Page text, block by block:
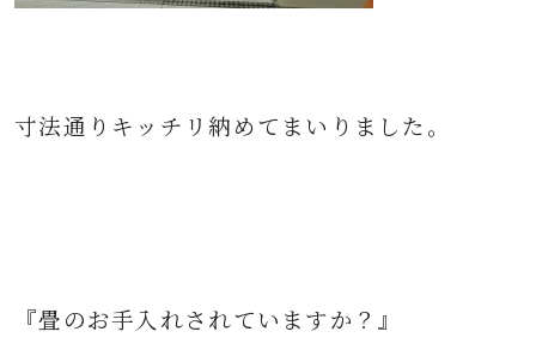
寸法通りキッチリ納めてまいりました。
『畳のお手入れされていますか？』